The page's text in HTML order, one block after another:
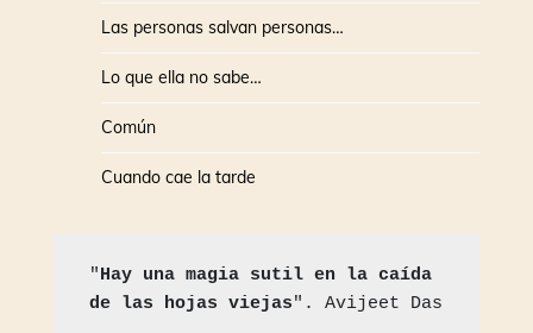
Las personas salvan personas…
Lo que ella no sabe…
Común
Cuando cae la tarde
"Hay una magia sutil en la caída
de las hojas viejas". Avijeet Das